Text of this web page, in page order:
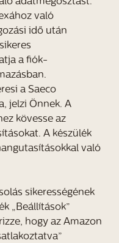
való
idő után
a fiók-
a Saeco
jelzi Önnek. A
kövesse az
A készülék
való
sikerességének
„Beállítások”
hogy az Amazon